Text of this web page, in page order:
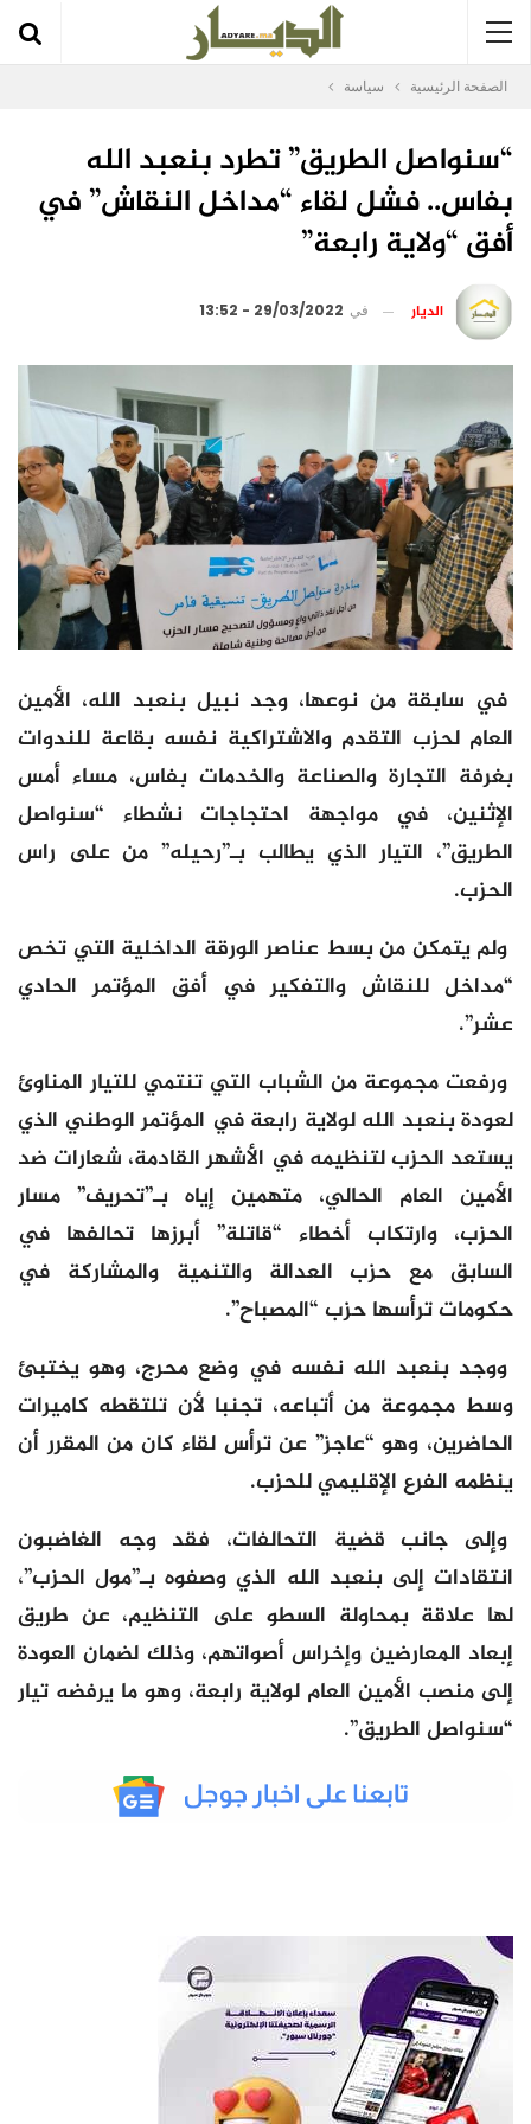
الصفحة الرئيسية سياسة
“سنواصل الطريق” تطرد بنعبد الله
بفاس.. فشل لقاء “مداخل النقاش” في
أفق “ولاية رابعة”
الديار في 29/03/2022 - 13:52
في سابقة من نوعها، وجد نبيل بنعبد الله، الأمين
العام لحزب التقدم والاشتراكية نفسه بقاعة للندوات
بغرفة التجارة والصناعة والخدمات بفاس، مساء أمس
الإثنين، في مواجهة احتجاجات نشطاء “سنواصل
الطريق”، التيار الذي يطالب بـ”رحيله” من على راس
الحزب.
ولم يتمكن من بسط عناصر الورقة الداخلية التي تخص
“مداخل للنقاش والتفكير في أفق المؤتمر الحادي
عشر”.
ورفعت مجموعة من الشباب التي تنتمي للتيار المناوئ
لعودة بنعبد الله لولاية رابعة في المؤتمر الوطني الذي
يستعد الحزب لتنظيمه في الأشهر القادمة، شعارات ضد
الأمين العام الحالي، متهمين إياه بـ”تحريف” مسار
الحزب، وارتكاب أخطاء “قاتلة” أبرزها تحالفها في
السابق مع حزب العدالة والتنمية والمشاركة في
حكومات ترأسها حزب “المصباح”.
ووجد بنعبد الله نفسه في وضع محرج، وهو يختبئ
وسط مجموعة من أتباعه، تجنبا لأن تلتقطه كاميرات
الحاضرين، وهو “عاجز” عن ترأس لقاء كان من المقرر أن
ينظمه الفرع الإقليمي للحزب.
وإلى جانب قضية التحالفات، فقد وجه الغاضبون
انتقادات إلى بنعبد الله الذي وصفوه بـ”مول الحزب”،
لها علاقة بمحاولة السطو على التنظيم، عن طريق
إبعاد المعارضين وإخراس أصواتهم، وذلك لضمان العودة
إلى منصب الأمين العام لولاية رابعة، وهو ما يرفضه تيار
“سنواصل الطريق”.